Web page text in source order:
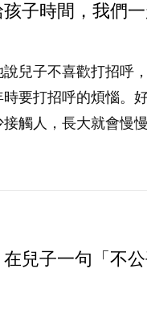
子時間，我們
兒子不喜歡打招呼
要打招呼的煩惱。
觸人，長大就會慢
兒子一句「不